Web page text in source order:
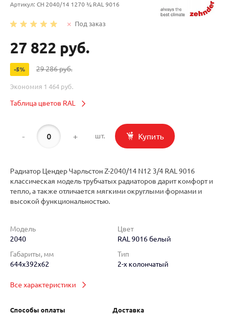
Артикул: CH 2040/14 1270 ¾ RAL 9016
Под заказ
27 822 руб.
-5% 29 286 руб.
Экономия 1 464 руб.
Таблица цветов RAL
- + шт. Купить
Радиатор Цендер Чарльстон Z-2040/14 N12 3/4 RAL 9016
классическая модель трубчатых радиаторов дарит комфорт и
тепло, а также отличается мягкими округлыми формами и
высокой функциональностью.
Модель
2040
Цвет
RAL 9016 белый
Габариты, мм
644x392x62
Тип
2-х колончатый
Все характеристики
Способы оплаты Доставка